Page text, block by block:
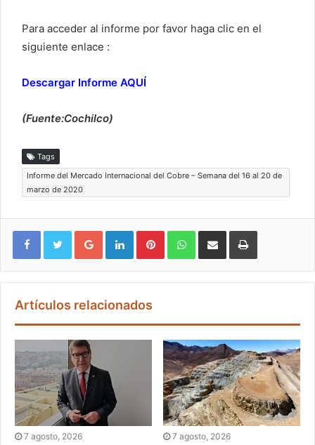
Para acceder al informe por favor haga clic en el
siguiente enlace :
Descargar Informe AQUÍ
(Fuente:Cochilco)
Tags
Informe del Mercado Internacional del Cobre – Semana del 16 al 20 de
marzo de 2020
Google+ LinkedIn Pinterest WhatsApp
Artículos relacionados
7 agosto, 2026 7 agosto, 2026